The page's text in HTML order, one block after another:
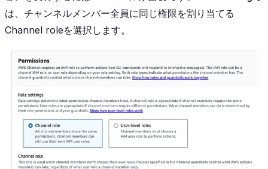
は、チャンネルメンバー全員に同じ権限を割り当てる
Channel roleを選択します。